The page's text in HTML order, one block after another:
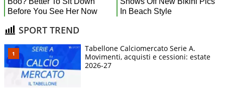
SPORT TREND
Tabellone Calciomercato Serie A.
Movimenti, acquisti e cessioni: estate
2026-27